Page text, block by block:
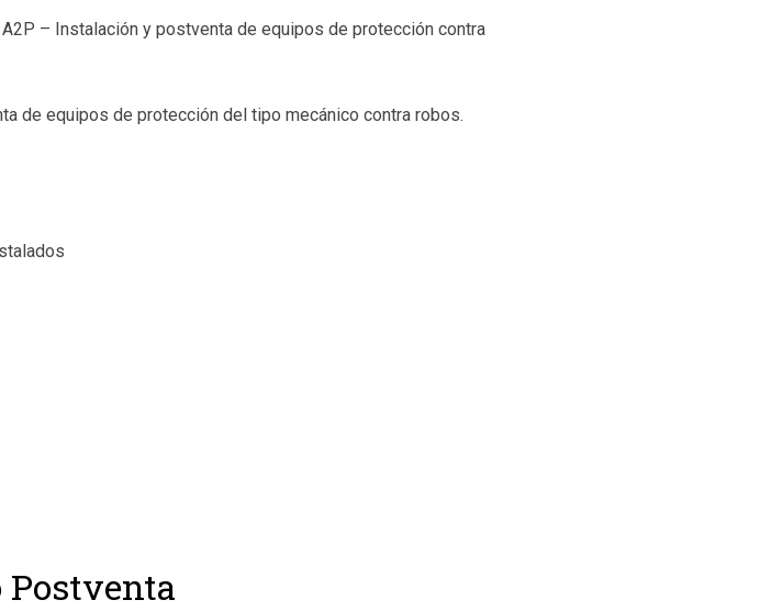
– Instalación y postventa de equipos de protección contra
de equipos de protección del tipo mecánico contra robos.